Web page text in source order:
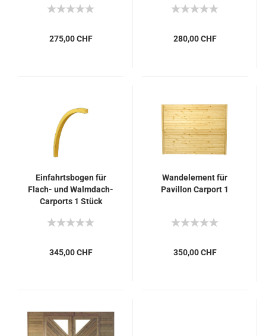
275,00 CHF 280,00 CHF
Einfahrtsbogen für
Flach- und Walmdach-
Carports 1 Stück
345,00 CHF
Wandelement für
Pavillon Carport 1
350,00 CHF